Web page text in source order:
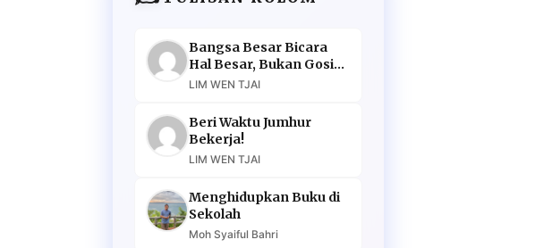
Bangsa Besar Bicara
Hal Besar, Bukan Gosip
Murahan
LIM WEN TJAI
Beri Waktu Jumhur
Bekerja!
LIM WEN TJAI
Menghidupkan Buku di
Sekolah
Moh Syaiful Bahri